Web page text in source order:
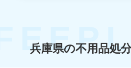
兵庫県の不用品処